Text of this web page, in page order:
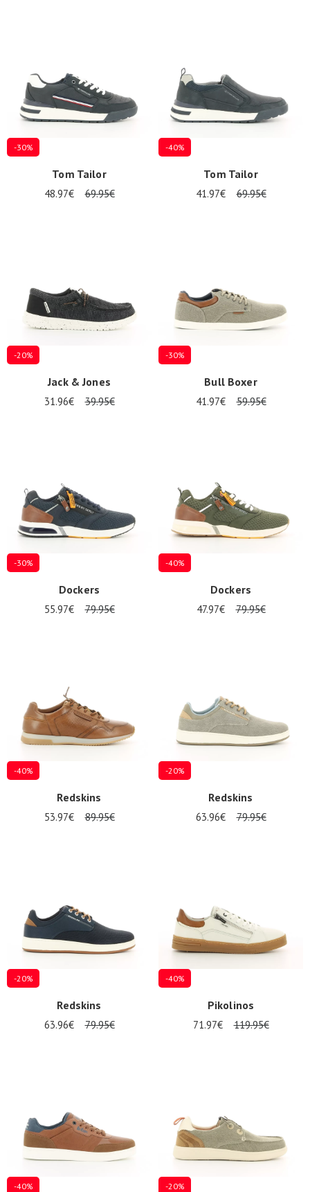
-30%
Tom Tailor
48.97€ 69.95€
-40%
Tom Tailor
41.97€ 69.95€
-20%
Jack & Jones
31.96€ 39.95€
-30%
Bull Boxer
41.97€ 59.95€
-30%
Dockers
55.97€ 79.95€
-40%
Dockers
47.97€ 79.95€
-40%
Redskins
53.97€ 89.95€
-20%
Redskins
63.96€ 79.95€
-20%
Redskins
63.96€ 79.95€
-40%
Pikolinos
71.97€ 119.95€
-40% -20%